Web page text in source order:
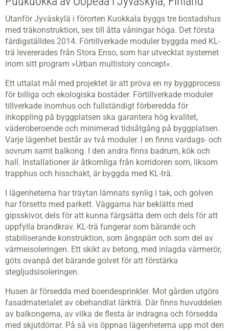
Utanför Jyväskylä i förorten Kuokkala byggs tre bostadshus
med träkonstruktion, sex till åtta våningar höga. Det första
färdigställdes 2014. Förtillverkade moduler byggda med KL-
trä levererades från Stora Enso, som har utvecklat systemet
inom sitt program »Urban multistory concept«.
Ett uttalat mål med projektet är att pröva en ny byggprocess
för billiga och ekologiska bostäder. Förtillverkade moduler
tillverkade inomhus och fullständigt förberedda för
inkoppling på byggplatsen ska garantera hög kvalitet,
väderoberoende och minimerad tidsåtgång på byggplatsen.
Varje lägenhet består av två moduler. I en finns vardags- och
sovrum samt balkong. I den andra finns badrum, kök och
hall. Installationer är åtkomliga från korridoren som, liksom
trapphus och hisschakt, är byggda med KL-trä.
I lägenheterna har träytan lämnats synlig i tak, och golven
har försetts med parkett. Väggarna har beklätts med
gipsskivor, dels för att kunna färgsätta dem och dels för att
uppfylla brandkrav. KL-trä fungerar som bärande och
stabiliserande konstruktion, som ångspärr och som del av
värmeisoleringen. Ett skikt av betong, med inlagda värmerör,
göts ovanpå det bärande golvet för att förstärka
stegljudsisoleringen.
Husen är försedda med boendesprinkler. Mot gården utgörs
fasadmaterialet av obehandlat lärkträ. Där finns huvuddelen
av balkongerna, av vilka de flesta är indragna och försedda
med skjutdörrar. På så vis öppnas lägenheterna upp mot den